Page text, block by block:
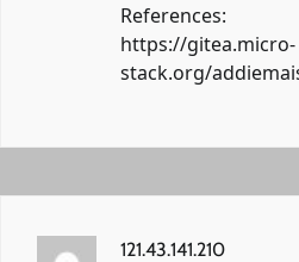
References:
https://gitea.micro-
stack.org/
121.43.141.210